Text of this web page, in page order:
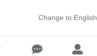
Change to English